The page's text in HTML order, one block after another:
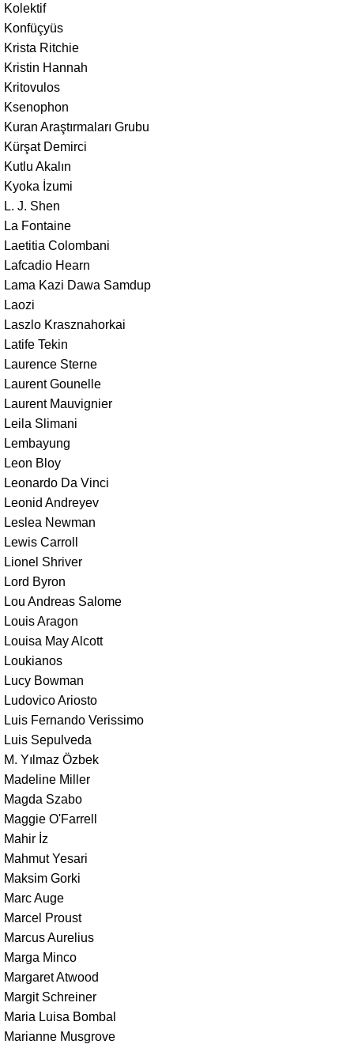
Kolektif
Konfüçyüs
Krista Ritchie
Kristin Hannah
Kritovulos
Ksenophon
Kuran Araştırmaları Grubu
Kürşat Demirci
Kutlu Akalın
Kyoka İzumi
L. J. Shen
La Fontaine
Laetitia Colombani
Lafcadio Hearn
Lama Kazi Dawa Samdup
Laozi
Laszlo Krasznahorkai
Latife Tekin
Laurence Sterne
Laurent Gounelle
Laurent Mauvignier
Leila Slimani
Lembayung
Leon Bloy
Leonardo Da Vinci
Leonid Andreyev
Leslea Newman
Lewis Carroll
Lionel Shriver
Lord Byron
Lou Andreas Salome
Louis Aragon
Louisa May Alcott
Loukianos
Lucy Bowman
Ludovico Ariosto
Luis Fernando Verissimo
Luis Sepulveda
M. Yılmaz Özbek
Madeline Miller
Magda Szabo
Maggie O'Farrell
Mahir İz
Mahmut Yesari
Maksim Gorki
Marc Auge
Marcel Proust
Marcus Aurelius
Marga Minco
Margaret Atwood
Margit Schreiner
Maria Luisa Bombal
Marianne Musgrove